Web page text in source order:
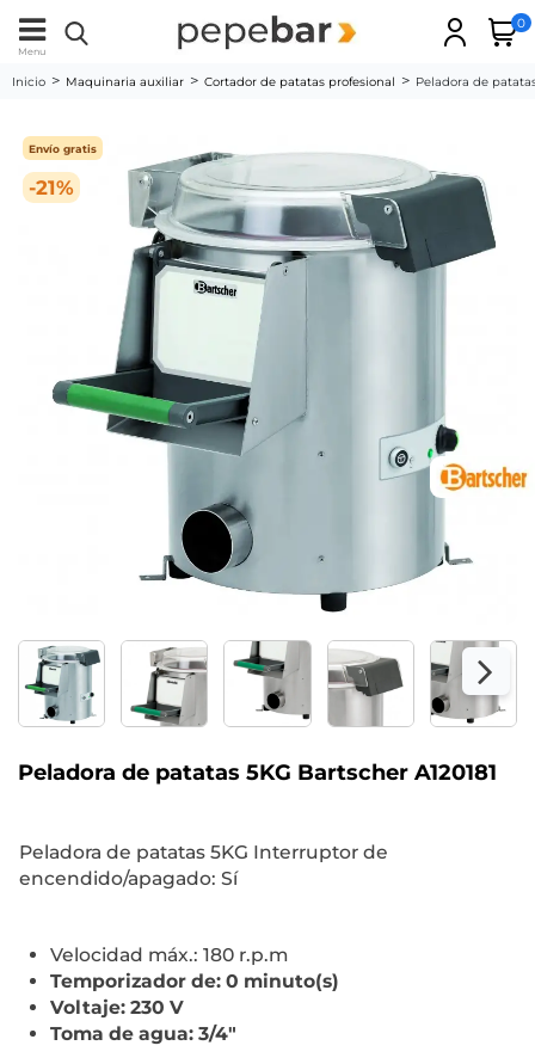
Menu
0
Inicio Maquinaria auxiliar Cortador de patatas profesional Peladora de
-21%
Envío gratis
Peladora de patatas 5KG Bartscher A120181
Peladora de patatas 5KG Interruptor de
encendido/apagado: Sí
Velocidad máx.: 180 r.p.m
Temporizador de: 0 minuto(s)
Voltaje: 230 V
Toma de agua: 3/4"